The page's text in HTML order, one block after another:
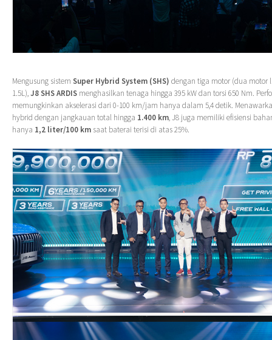
Mengusung sistem Super Hybrid System (SHS) dengan tiga motor (dua motor
1.5L),J8 SHS ARDIS menghasilkan tenaga hingga 395 kW dan torsi 650 Nm.
memungkinkan akselerasi dari 0-100 km/jam hanya dalam 5,4 detik.
hybrid dengan jangkauan total hingga 1.400 km, J8 juga memiliki efisiensi
hanya 1,2 liter/100 km saat baterai terisi di atas 25%.